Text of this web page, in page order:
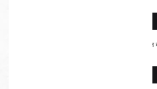
" सांगली दर्पण न्यूज वर आपल्या